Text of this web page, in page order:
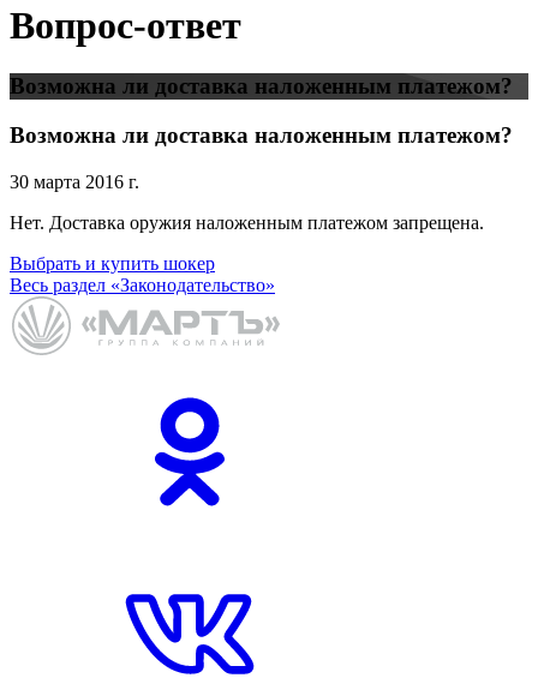
Вопрос-ответ
Возможна ли доставка наложенным платежом?
Возможна ли доставка наложенным платежом?
30 марта 2016 г.
Нет. Доставка оружия наложенным платежом запрещена.
Выбрать и купить шокер
Весь раздел «Законодательство»